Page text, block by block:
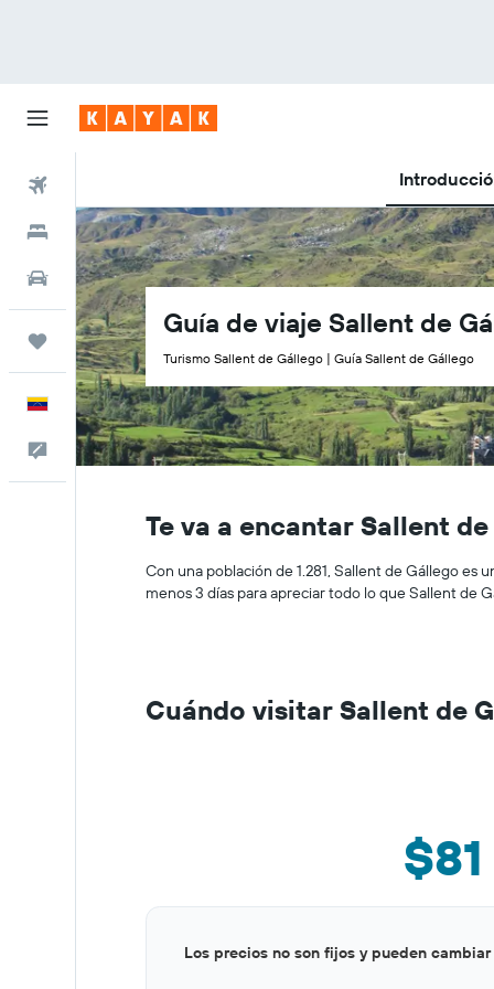
Hoteles
Autos
Trips
Español
Comentarios
Guía de viaje Sallent de
Turismo Sallent de Gállego | Guía Sallent de Gállego
Te va a encantar Sallent
Con una población de 1.281, Sallent de Gállego es
menos 3 días para apreciar todo lo que Sallent de
Cuándo visitar Sallent de
$81
graphic.Los precios no son fijos y pueden cambiar